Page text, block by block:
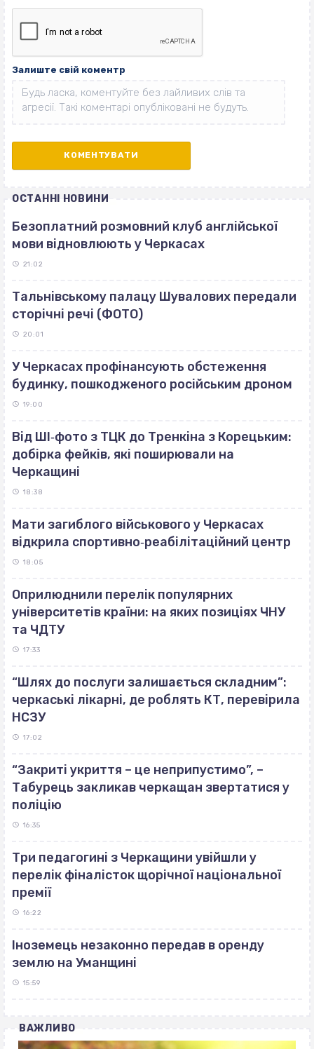
Залиште свій коментр
ОСТАННІ НОВИНИ
Безоплатний розмовний клуб англійської
мови відновлюють у Черкасах
21:02
Тальнівському палацу Шувалових передали
сторічні речі (ФОТО)
20:01
У Черкасах профінансують обстеження
будинку, пошкодженого російським дроном
19:00
Від ШІ‐фото з ТЦК до Тренкіна з Корецьким:
добірка фейків, які поширювали на
Черкащині
18:38
Мати загиблого військового у Черкасах
відкрила спортивно‐реабілітаційний центр
18:05
Оприлюднили перелік популярних
університетів країни: на яких позиціях ЧНУ
та ЧДТУ
17:33
“Шлях до послуги залишається складним”:
черкаські лікарні, де роблять КТ, перевірила
НСЗУ
17:02
“Закриті укриття – це неприпустимо”, –
Табурець закликав черкащан звертатися у
поліцію
16:35
Три педагогині з Черкащини увійшли у
перелік фіналісток щорічної національної
премії
16:22
Іноземець незаконно передав в оренду
землю на Уманщині
15:59
ВАЖЛИВО